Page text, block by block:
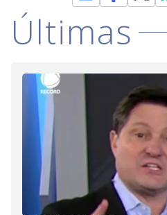
Últimas